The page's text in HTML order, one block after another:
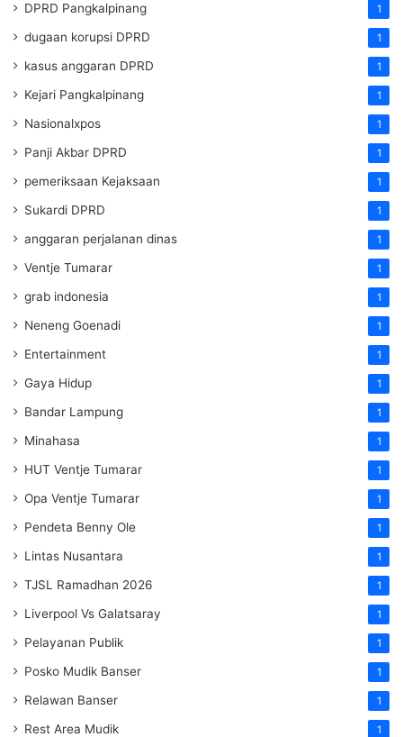
DPRD Pangkalpinang 1
dugaan korupsi DPRD 1
kasus anggaran DPRD 1
Kejari Pangkalpinang 1
Nasionalxpos 1
Panji Akbar DPRD 1
pemeriksaan Kejaksaan 1
Sukardi DPRD 1
anggaran perjalanan dinas 1
Ventje Tumarar 1
grab indonesia 1
Neneng Goenadi 1
Entertainment 1
Gaya Hidup 1
Bandar Lampung 1
Minahasa 1
HUT Ventje Tumarar 1
Opa Ventje Tumarar 1
Pendeta Benny Ole 1
Lintas Nusantara 1
TJSL Ramadhan 2026 1
Liverpool Vs Galatsaray 1
Pelayanan Publik 1
Posko Mudik Banser 1
Relawan Banser 1
Rest Area Mudik 1